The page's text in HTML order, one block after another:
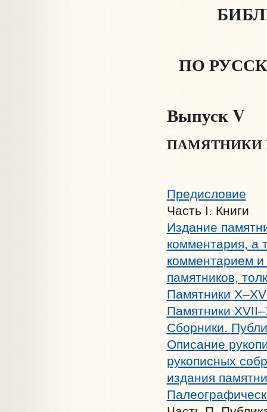
ПО
Выпуск V
ПАМЯТНИКИ
Предисловие
Часть I. Книги
Издание
комментария, а
комментарием и
памятников,
Памятники
Памятники
Сборники.
Описание
рукописных
издания